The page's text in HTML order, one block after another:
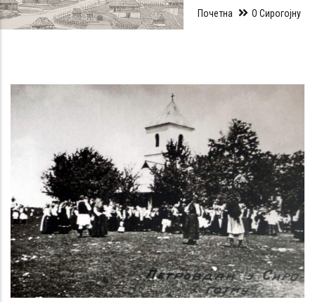
Почетна О Сирогојну